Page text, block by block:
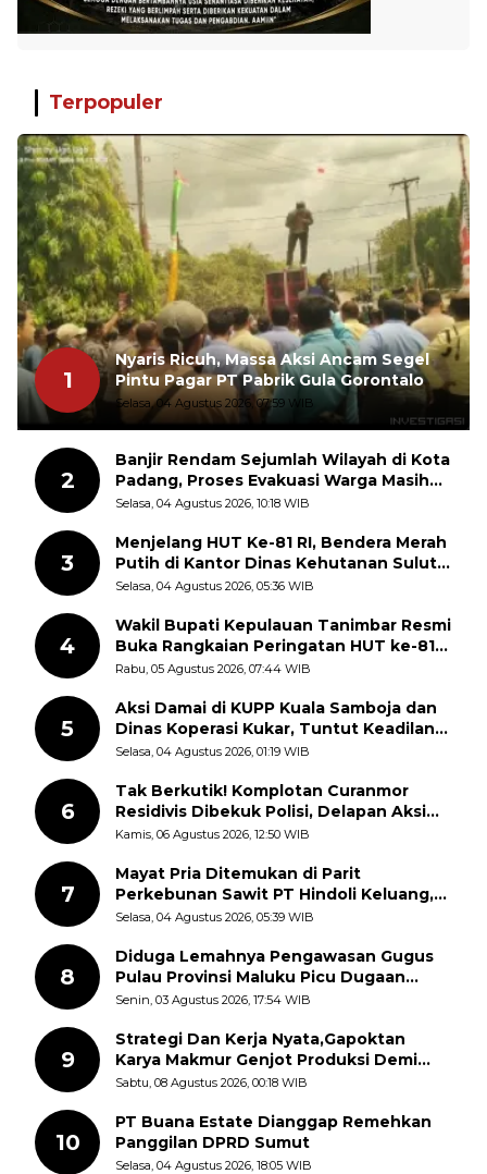
Terpopuler
1
Nyaris Ricuh, Massa Aksi Ancam Segel
Pintu Pagar PT Pabrik Gula Gorontalo
Selasa, 04 Agustus 2026, 07:59 WIB
2
Banjir Rendam Sejumlah Wilayah di Kota
Padang, Proses Evakuasi Warga Masih
Berlangsung
Selasa, 04 Agustus 2026, 10:18 WIB
3
Menjelang HUT Ke-81 RI, Bendera Merah
Putih di Kantor Dinas Kehutanan Sulut
Disorot Warga
Selasa, 04 Agustus 2026, 05:36 WIB
4
Wakil Bupati Kepulauan Tanimbar Resmi
Buka Rangkaian Peringatan HUT ke-81
Kemerdekaan RI, ASN Diajak Perkuat
Rabu, 05 Agustus 2026, 07:44 WIB
5
Aksi Damai di KUPP Kuala Samboja dan
Dinas Koperasi Kukar, Tuntut Keadilan
dan Kesempatan Kerja yang Adil
Selasa, 04 Agustus 2026, 01:19 WIB
6
Tak Berkutik! Komplotan Curanmor
Residivis Dibekuk Polisi, Delapan Aksi
Curanmor Di Candipuro Terungkap
Kamis, 06 Agustus 2026, 12:50 WIB
7
Mayat Pria Ditemukan di Parit
Perkebunan Sawit PT Hindoli Keluang,
Polisi Selidiki Penyebab Kematian
Selasa, 04 Agustus 2026, 05:39 WIB
8
Diduga Lemahnya Pengawasan Gugus
Pulau Provinsi Maluku Picu Dugaan
Pungli terhadap Nelayan Bale-Bale di
Senin, 03 Agustus 2026, 17:54 WIB
9
Strategi Dan Kerja Nyata,Gapoktan
Karya Makmur Genjot Produksi Demi
Swasembada Pangan
Sabtu, 08 Agustus 2026, 00:18 WIB
10
PT Buana Estate Dianggap Remehkan
Panggilan DPRD Sumut
Selasa, 04 Agustus 2026, 18:05 WIB